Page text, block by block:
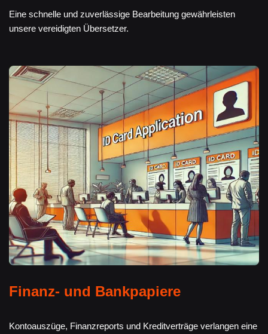
Eine schnelle und zuverlässige Bearbeitung gewährleisten
unsere vereidigten Übersetzer.
Finanz- und Bankpapiere
Kontoauszüge, Finanzreports und Kreditverträge verlangen eine